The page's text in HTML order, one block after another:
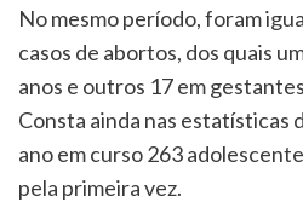
No mesmo período, foram
casos de abortos, dos quais
anos e outros 17 em
Consta ainda nas estatísticas
ano em curso 263
pela primeira vez.